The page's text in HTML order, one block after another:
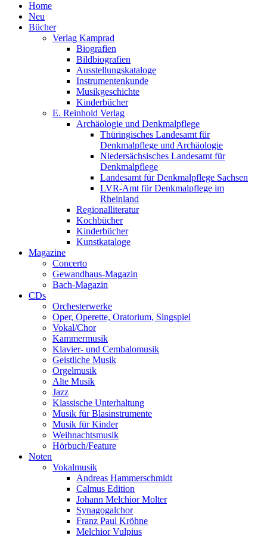
Home
Neu
Bücher
Verlag Kamprad
Biografien
Bildbiografien
Ausstellungskataloge
Instrumentenkunde
Musikgeschichte
Kinderbücher
E. Reinhold Verlag
Archäologie und Denkmalpflege
Thüringisches Landesamt für
Denkmalpflege und Archäologie
Niedersächsisches Landesamt für
Denkmalpflege
Landesamt für Denkmalpflege Sachsen
LVR-Amt für Denkmalpflege im
Rheinland
Regionalliteratur
Kochbücher
Kinderbücher
Kunstkataloge
Magazine
Concerto
Gewandhaus-Magazin
Bach-Magazin
CDs
Orchesterwerke
Oper, Operette, Oratorium, Singspiel
Vokal/Chor
Kammermusik
Klavier- und Cembalomusik
Geistliche Musik
Orgelmusik
Alte Musik
Jazz
Klassische Unterhaltung
Musik für Blasinstrumente
Musik für Kinder
Weihnachtsmusik
Hörbuch/Feature
Noten
Vokalmusik
Andreas Hammerschmidt
Calmus Edition
Johann Melchior Molter
Synagogalchor
Franz Paul Kröhne
Melchior Vulpius